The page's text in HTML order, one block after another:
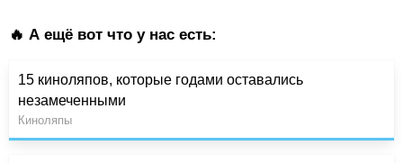
🔥 А ещё вот что у нас есть:
15 киноляпов, которые годами оставались
незамеченными
Киноляпы